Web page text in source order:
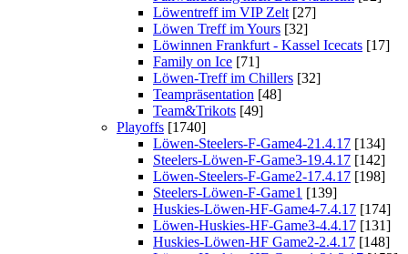
Löwentreff im VIP Zelt [27]
Löwen Treff im Yours [32]
Löwinnen Frankfurt - Kassel Icecats [17]
Family on Ice [71]
Löwen-Treff im Chillers [32]
Teampräsentation [48]
Team&Trikots [49]
Playoffs [1740]
Löwen-Steelers-F-Game4-21.4.17 [134]
Steelers-Löwen-F-Game3-19.4.17 [142]
Löwen-Steelers-F-Game2-17.4.17 [198]
Steelers-Löwen-F-Game1 [139]
Huskies-Löwen-HF-Game4-7.4.17 [174]
Löwen-Huskies-HF-Game3-4.4.17 [131]
Huskies-Löwen-HF Game2-2.4.17 [148]